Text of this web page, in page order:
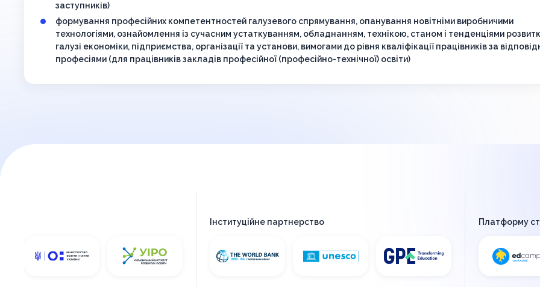
заступників)
формування професійних компетентностей галузевого спрямування, опанування новітніми виробничими
технологіями, ознайомлення із сучасним устаткуванням, обладнанням, технікою, станом і тенденціями
галузі економіки, підприємства, організації та установи, вимогами до рівня кваліфікації працівників за
професіями (для працівників закладів професійної (професійно-технічної) освіти)
Інституційне партнерство Платформу